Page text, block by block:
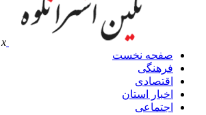
x
صفحه نخست
فرهنگی
اقتصادی
اخبار استان
اجتماعی